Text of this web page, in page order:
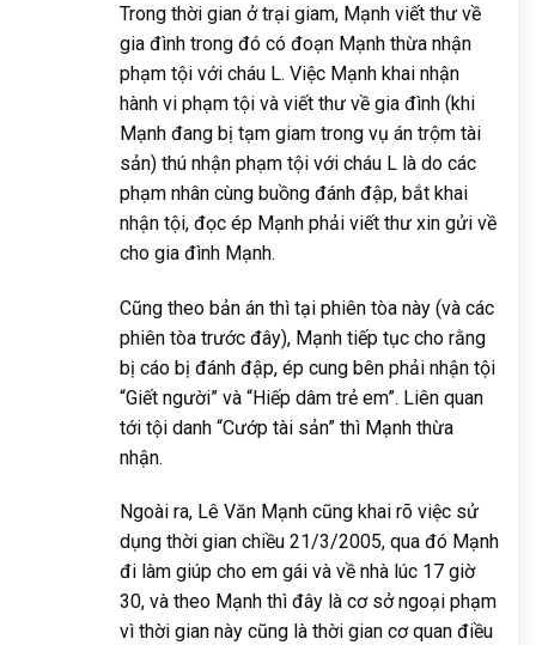
Trong thời gian ở trại giam, Mạnh viết thư về
gia đình trong đó có đoạn Mạnh thừa nhận
phạm tội với cháu L. Việc Mạnh khai nhận
hành vi phạm tội và viết thư về gia đình (khi
Mạnh đang bị tạm giam trong vụ án trộm tài
sản) thú nhận phạm tội với cháu L là do các
phạm nhân cùng buồng đánh đập, bắt khai
nhận tội, đọc ép Mạnh phải viết thư xin gửi về
cho gia đình Mạnh.
Cũng theo bản án thì tại phiên tòa này (và các
phiên tòa trước đây), Mạnh tiếp tục cho rằng
bị cáo bị đánh đập, ép cung bên phải nhận tội
“Giết người” và “Hiếp dâm trẻ em”. Liên quan
tới tội danh “Cướp tài sản” thì Mạnh thừa
nhận.
Ngoài ra, Lê Văn Mạnh cũng khai rõ việc sử
dụng thời gian chiều 21/3/2005, qua đó Mạnh
đi làm giúp cho em gái và về nhà lúc 17 giờ
30, và theo Mạnh thì đây là cơ sở ngoại phạm
vì thời gian này cũng là thời gian cơ quan điều